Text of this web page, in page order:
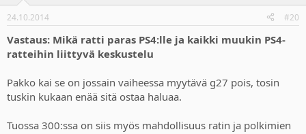
24.10.2014 #20
Vastaus: Mikä ratti paras PS4:lle ja kaikki muukin PS4-
ratteihin liittyvä keskustelu
Pakko kai se on jossain vaiheessa myytävä g27 pois, tosin
tuskin kukaan enää sitä ostaa haluaa.
Tuossa 300:ssa on siis myös mahdollisuus ratin ja polkimien